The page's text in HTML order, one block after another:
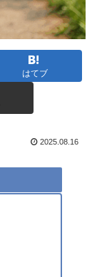
はてブ
2025.08.16